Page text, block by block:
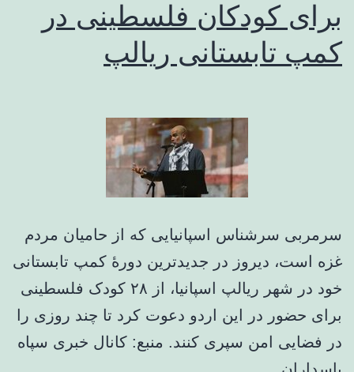
برای کودکان فلسطینی در
کمپ تابستانی ریالپ
سرمربی سرشناس اسپانیایی که از حامیان مردم
غزه است، دیروز در جدیدترین دورۀ کمپ تابستانی
خود در شهر ریالپ اسپانیا، از ۲۸ کودک فلسطینی
برای حضور در این اردو دعوت کرد تا چند روزی را
در فضایی امن سپری کنند. منبع: کانال خبری سپاه
پاسداران